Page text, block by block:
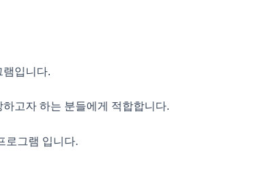
램입니다.
고자 하는 분들에게 적합합니다.
로그램 입니다.